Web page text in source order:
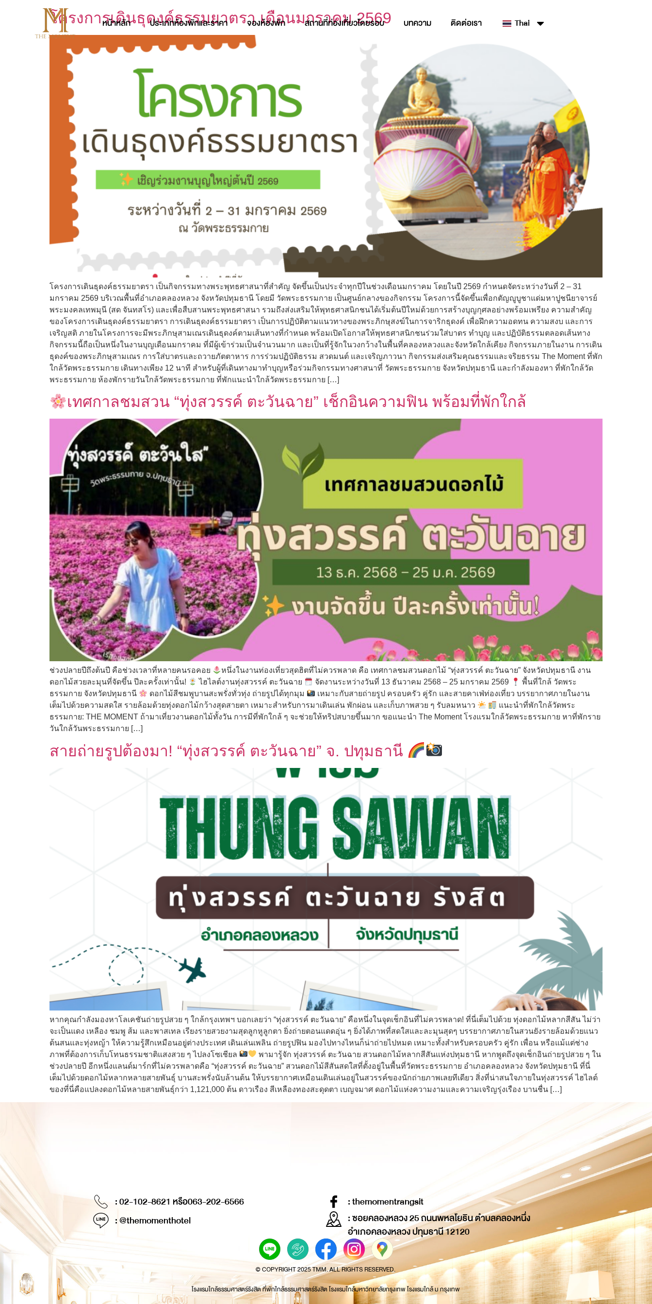
หน้าหลัก ประเภทห้องพักและราคา จองห้องพัก สถานที่ท่องเที่ยวโดยรอบ บทความ ติดต่อเรา Thai
โครงการเดินธุดงค์ธรรมยาตรา เดือนมกราคม 2569
โครงการเดินธุดงค์ธรรมยาตรา เป็นกิจกรรมทางพระพุทธศาสนาที่สำคัญ จัดขึ้นเป็นประจำทุกปีในช่วงเดือนมกราคม โดยในปี 2569 กำหนดจัดระหว่างวันที่ 2 – 31
มกราคม 2569 บริเวณพื้นที่อำเภอคลองหลวง จังหวัดปทุมธานี โดยมี วัดพระธรรมกาย เป็นศูนย์กลางของกิจกรรม โครงการนี้จัดขึ้นเพื่อกตัญญูบูชาแด่มหาปูชนียาจารย์
พระมงคลเทพมุนี (สด จันทสโร) และเพื่อสืบสานพระพุทธศาสนา รวมถึงส่งเสริมให้พุทธศาสนิกชนได้เริ่มต้นปีใหม่ด้วยการสร้างบุญกุศลอย่างพร้อมเพรียง ความสำคัญ
ของโครงการเดินธุดงค์ธรรมยาตรา การเดินธุดงค์ธรรมยาตรา เป็นการปฏิบัติตามแนวทางของพระภิกษุสงฆ์ในการจาริกธุดงค์ เพื่อฝึกความอดทน ความสงบ และการ
เจริญสติ ภายในโครงการจะมีพระภิกษุสามเณรเดินธุดงค์ตามเส้นทางที่กำหนด พร้อมเปิดโอกาสให้พุทธศาสนิกชนร่วมใส่บาตร ทำบุญ และปฏิบัติธรรมตลอดเส้นทาง
กิจกรรมนี้ถือเป็นหนึ่งในงานบุญเดือนมกราคม ที่มีผู้เข้าร่วมเป็นจำนวนมาก และเป็นที่รู้จักในวงกว้างในพื้นที่คลองหลวงและจังหวัดใกล้เคียง กิจกรรมภายในงาน การเดิน
ธุดงค์ของพระภิกษุสามเณร การใส่บาตรและถวายภัตตาหาร การร่วมปฏิบัติธรรม สวดมนต์ และเจริญภาวนา กิจกรรมส่งเสริมคุณธรรมและจริยธรรม The Moment ที่พัก
ใกล้วัดพระธรรมกาย เดินทางเพียง 12 นาที สำหรับผู้ที่เดินทางมาทำบุญหรือร่วมกิจกรรมทางศาสนาที่ วัดพระธรรมกาย จังหวัดปทุมธานี และกำลังมองหา ที่พักใกล้วัด
พระธรรมกาย ห้องพักรายวันใกล้วัดพระธรรมกาย ที่พักแนะนำใกล้วัดพระธรรมกาย […]
เทศกาลชมสวน “ทุ่งสวรรค์ ตะวันฉาย” เช็กอินความฟิน พร้อมที่พักใกล้
ช่วงปลายปีถึงต้นปี คือช่วงเวลาที่หลายคนรอคอย
หนึ่งในงานท่องเที่ยวสุดฮิตที่ไม่ควรพลาด คือ เทศกาลชมสวนดอกไม้ “ทุ่งสวรรค์ ตะวันฉาย” จังหวัดปทุมธานี งาน
ดอกไม้สวยละมุนที่จัดขึ้น ปีละครั้งเท่านั้น!
ไฮไลต์งานทุ่งสวรรค์ ตะวันฉาย จัดงานระหว่างวันที่ 13 ธันวาคม 2568 – 25 มกราคม 2569
พื้นที่ใกล้ วัดพระ
ธรรมกาย จังหวัดปทุมธานี
ดอกไม้สีชมพูบานสะพรั่งทั่วทุ่ง ถ่ายรูปได้ทุกมุม
เหมาะกับสายถ่ายรูป ครอบครัว คู่รัก และสายคาเฟ่ท่องเที่ยว บรรยากาศภายในงาน
เต็มไปด้วยความสดใส รายล้อมด้วยทุ่งดอกไม้กว้างสุดสายตา เหมาะสำหรับการมาเดินเล่น พักผ่อน และเก็บภาพสวย ๆ รับลมหนาว
แนะนำที่พักใกล้วัดพระ
ธรรมกาย: THE MOMENT ถ้ามาเที่ยวงานดอกไม้ทั้งวัน การมีที่พักใกล้ ๆ จะช่วยให้ทริปสบายขึ้นมาก ขอแนะนำ The Moment โรงแรมใกล้วัดพระธรรมกาย หาที่พักราย
วันใกล้วันพระธรรมกาย […]
สายถ่ายรูปต้องมา! “ทุ่งสวรรค์ ตะวันฉาย” จ. ปทุมธานี
หากคุณกำลังมองหาโลเคชันถ่ายรูปสวย ๆ ใกล้กรุงเทพฯ บอกเลยว่า “ทุ่งสวรรค์ ตะวันฉาย” คือหนึ่งในจุดเช็กอินที่ไม่ควรพลาด! ที่นี่เต็มไปด้วย ทุ่งดอกไม้หลากสีสัน ไม่ว่า
จะเป็นแดง เหลือง ชมพู ส้ม และพาสเทล เรียงรายสวยงามสุดลูกหูลูกตา ยิ่งถ่ายตอนแดดอุ่น ๆ ยิ่งได้ภาพที่สดใสและละมุนสุดๆ บรรยากาศภายในสวนยังรายล้อมด้วยแนว
ต้นสนและทุ่งหญ้า ให้ความรู้สึกเหมือนอยู่ต่างประเทศ เดินเล่นเพลิน ถ่ายรูปฟิน มองไปทางไหนก็น่าถ่ายไปหมด เหมาะทั้งสำหรับครอบครัว คู่รัก เพื่อน หรือแม้แต่ช่าง
ภาพที่ต้องการเก็บโทนธรรมชาติแสงสวย ๆ ไปลงโซเชียล
พามารู้จัก ทุ่งสวรรค์ ตะวันฉาย สวนดอกไม้หลากสีสันแห่งปทุมธานี หากพูดถึงจุดเช็กอินถ่ายรูปสวย ๆ ใน
ช่วงปลายปี อีกหนึ่งแลนด์มาร์กที่ไม่ควรพลาดคือ “ทุ่งสวรรค์ ตะวันฉาย” สวนดอกไม้สีสันสดใสที่ตั้งอยู่ในพื้นที่วัดพระธรรมกาย อำเภอคลองหลวง จังหวัดปทุมธานี ที่นี่
เต็มไปด้วยดอกไม้หลากหลายสายพันธุ์ บานสะพรั่งนับล้านต้น ให้บรรยากาศเหมือนเดินเล่นอยู่ในสวรรค์ของนักถ่ายภาพเลยทีเดียว สิ่งที่น่าสนใจภายในทุ่งสวรรค์ ไฮไลต์
ของที่นี่คือแปลงดอกไม้หลายสายพันธุ์กว่า 1,121,000 ต้น ดาวเรือง สีเหลืองทองสะดุดตา เบญจมาศ ดอกไม้แห่งความงามและความเจริญรุ่งเรือง บานชื่น […]
: 02-102-8621 หรือ063-202-6566
: @themomenthotel
: themomentrangsit
: ซอยคลองหลวง 25 ถนนพหลโยธิน ตำบลคลองหนึ่ง
อำเภอคลองหลวง ปทุมธานี 12120
© COPYRIGHT 2025 TMM. ALL RIGHTS RESERVED.
โรงแรมใกล้ธรรมศาสตร์รังสิต ที่พักใกล้ธรรมศาสตร์รังสิต โรงแรมใกล้มหาวิทยาลัยกรุงเทพ โรงแรมใกล้ ม กรุงเทพ